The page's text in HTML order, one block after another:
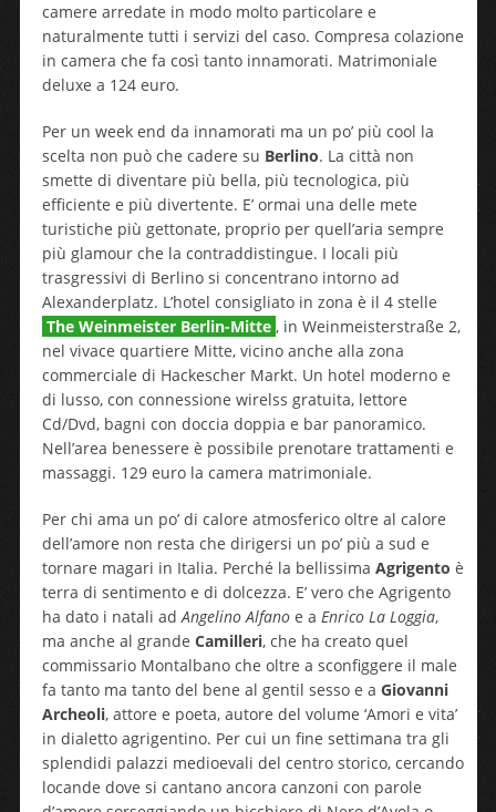
camere arredate in modo molto particolare e
naturalmente tutti i servizi del caso. Compresa colazione
in camera che fa così tanto innamorati. Matrimoniale
deluxe a 124 euro.
Per un week end da innamorati ma un po’ più cool la
scelta non può che cadere su Berlino. La città non
smette di diventare più bella, più tecnologica, più
efficiente e più divertente. E’ ormai una delle mete
turistiche più gettonate, proprio per quell’aria sempre
più glamour che la contraddistingue. I locali più
trasgressivi di Berlino si concentrano intorno ad
Alexanderplatz. L’hotel consigliato in zona è il 4 stelle
The Weinmeister Berlin-Mitte , in Weinmeisterstraße 2,
nel vivace quartiere Mitte, vicino anche alla zona
commerciale di Hackescher Markt. Un hotel moderno e
di lusso, con connessione wirelss gratuita, lettore
Cd/Dvd, bagni con doccia doppia e bar panoramico.
Nell’area benessere è possibile prenotare trattamenti e
massaggi. 129 euro la camera matrimoniale.
Per chi ama un po’ di calore atmosferico oltre al calore
dell’amore non resta che dirigersi un po’ più a sud e
tornare magari in Italia. Perché la bellissima Agrigento è
terra di sentimento e di dolcezza. E’ vero che Agrigento
ha dato i natali adAngelino Alfanoe a Enrico La Loggia,
ma anche al grande Camilleri, che ha creato quel
commissario Montalbano che oltre a sconfiggere il male
fa tanto ma tanto del bene al gentil sesso e a Giovanni
Archeoli, attore e poeta, autore del volume ‘Amori e vita’
in dialetto agrigentino. Per cui un fine settimana tra gli
splendidi palazzi medioevali del centro storico, cercando
locande dove si cantano ancora canzoni con parole